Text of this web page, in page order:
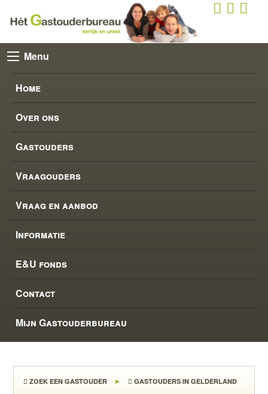
Menu
Home
Over ons
Gastouders
Vraagouders
Vraag en aanbod
Informatie
E&U fonds
Contact
Mijn Gastouderbureau
ZOEK EEN GASTOUDER GASTOUDERS IN GELDERLAND